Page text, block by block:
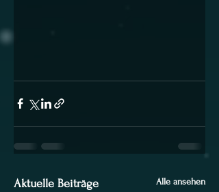
Aktuelle Beiträge Alle ansehen